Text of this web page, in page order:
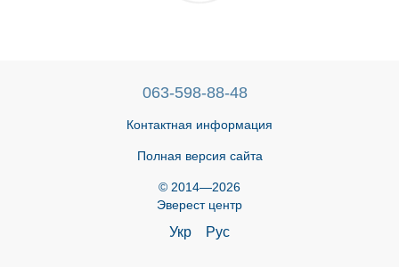
063-598-88-48
Контактная информация
Полная версия сайта
© 2014—2026
Эверест центр
Укр Рус